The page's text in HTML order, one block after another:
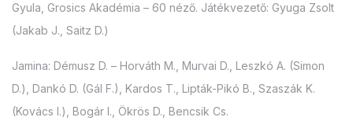
Gyula, Grosics Akadémia – 60 néző. Játékvezető: Gyuga Zsolt
(Jakab J., Saitz D.)
Jamina: Démusz D. – Horváth M., Murvai D., Leszkó A. (Simon
D.), Dankó D. (Gál F.), Kardos T., Lipták-Pikó B., Szaszák K.
(Kovács I.), Bogár I., Ökrös D., Bencsik Cs.